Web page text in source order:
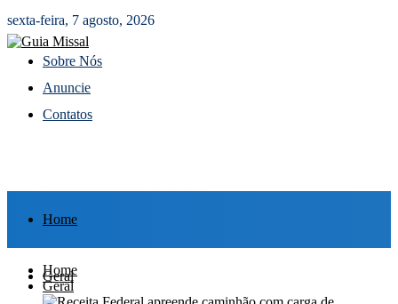
sexta-feira, 7 agosto, 2026
Sobre Nós
Anuncie
Contatos
Home
Geral
Home
Geral